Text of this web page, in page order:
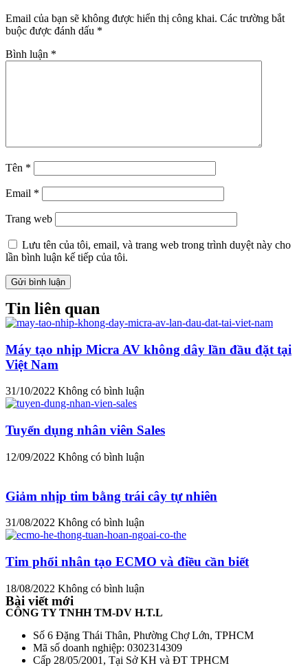
Email của bạn sẽ không được hiển thị công khai. Các trường bắt
buộc được đánh dấu *
Bình luận *
Tên *
Email *
Trang web
Lưu tên của tôi, email, và trang web trong trình duyệt này cho
lần bình luận kế tiếp của tôi.
Tin liên quan
Máy tạo nhịp Micra AV không dây lần đầu đặt tại
Việt Nam
31/10/2022 Không có bình luận
Tuyển dụng nhân viên Sales
12/09/2022 Không có bình luận
Giảm nhịp tim bằng trái cây tự nhiên
31/08/2022 Không có bình luận
Tim phổi nhân tạo ECMO và điều cần biết
18/08/2022 Không có bình luận
Bài viết mới
CÔNG TY TNHH TM-DV H.T.L
Số 6 Đặng Thái Thân, Phường Chợ Lớn, TPHCM
Mã số doanh nghiệp: 0302314309
Cấp 28/05/2001, Tại Sở KH và ĐT TPHCM